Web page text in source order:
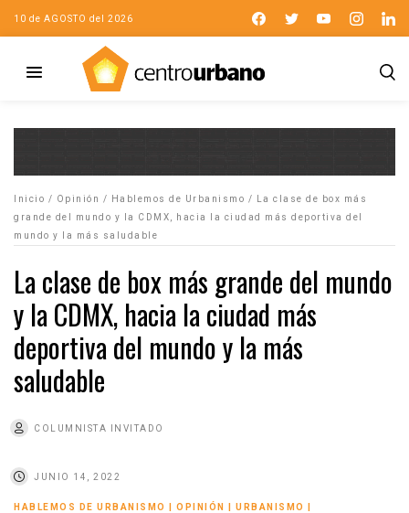
10 de AGOSTO del 2026
Inicio / Opinión / Hablemos de Urbanismo /
La clase de box más
grande del mundo y la CDMX, hacia la ciudad más deportiva del
mundo y la más saludable
La clase de box más grande del mundo
y la CDMX, hacia la ciudad más
deportiva del mundo y la más
saludable
COLUMNISTA INVITADO
JUNIO 14, 2022
HABLEMOS DE URBANISMO OPINIÓN URBANISMO